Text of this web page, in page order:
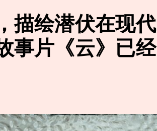
描绘潜伏在现代
事片《云》已经